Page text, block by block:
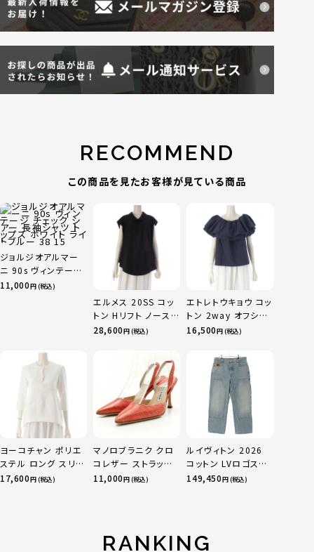
RECOMMEND
この商品を見たお客様が見ている商品
ジョルジオアルマー
ニ 90s ヴィンテージ
チェック シアー 長袖
11,000円 (税込)
エルメス 20SS コッ
トン Hリフト ノースリ
ーブ ブラウス トップ
28,600円 (税込)
エトレトウキョウ コッ
トン 2way オフショ
ル フレアネック クレ
ソー トップス
1224410068 ネイ
ビー F
16,500円 (税込)
ヨーコチャン ポリエ
ステル ロング スリー
ブ パール ブラウス
17,600円 (税込)
マノロブラニク クロ
コレザー ストラップ
ヒール パンプス サン
11,000円 (税込)
ルイヴィトン 2026
コットン LVロゴステ
ッチ カーペンター デ
149,450円 (税込)
RANKING